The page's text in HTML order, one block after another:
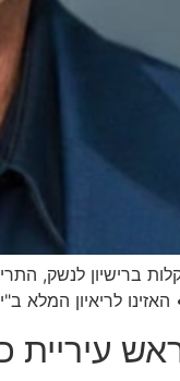
ברישיון לנשק,
לריאיון המלא